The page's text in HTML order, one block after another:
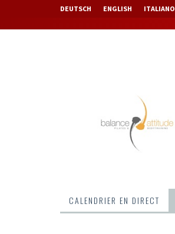
DEUTSCH ENGLISH ITALIANO
CALENDRIER EN DIRECT